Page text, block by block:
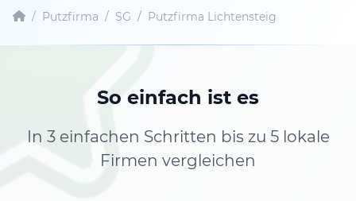
/ Putzfirma / SG / Putzfirma Lichtensteig
So einfach ist es
In 3 einfachen Schritten bis zu 5 lokale
Firmen vergleichen